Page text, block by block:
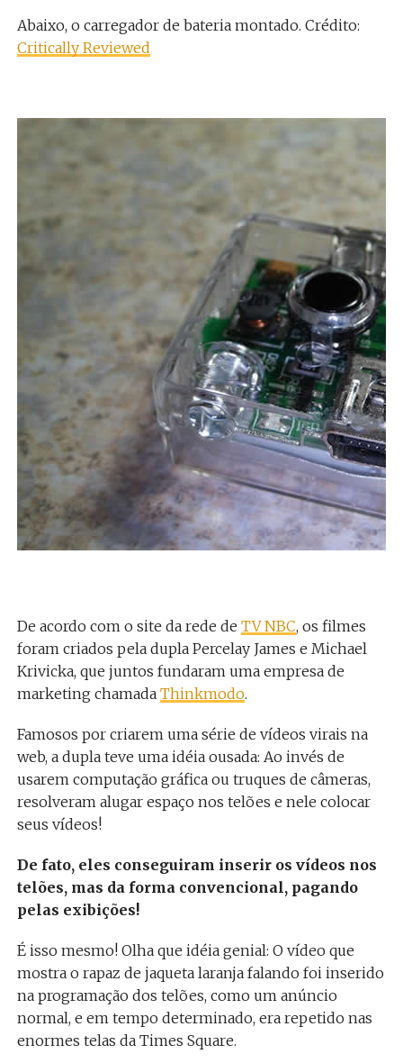
Abaixo, o carregador de bateria montado. Crédito:
Critically Reviewed
De acordo com o site da rede de TV NBC, os filmes
foram criados pela dupla Percelay James e Michael
Krivicka, que juntos fundaram uma empresa de
marketing chamada Thinkmodo.
Famosos por criarem uma série de vídeos virais na
web, a dupla teve uma idéia ousada: Ao invés de
usarem computação gráfica ou truques de câmeras,
resolveram alugar espaço nos telões e nele colocar
seus vídeos!
De fato, eles conseguiram inserir os vídeos nos
telões, mas da forma convencional, pagando
pelas exibições!
É isso mesmo! Olha que idéia genial: O vídeo que
mostra o rapaz de jaqueta laranja falando foi inserido
na programação dos telões, como um anúncio
normal, e em tempo determinado, era repetido nas
enormes telas da Times Square.